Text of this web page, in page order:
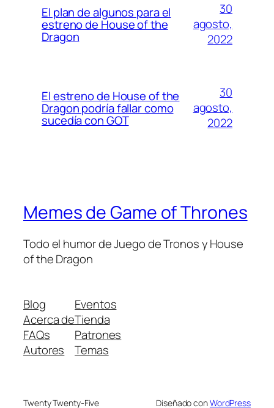
El plan de algunos para el
estreno de House of the
Dragon
30
agosto,
2022
El estreno de House of the
Dragon podría fallar como
sucedía con GOT
30
agosto,
2022
Memes de Game of Thrones
Todo el humor de Juego de Tronos y House
of the Dragon
Blog
Acerca de
FAQs
Autores
Eventos
Tienda
Patrones
Temas
Twenty Twenty-Five Diseñado conWordPress